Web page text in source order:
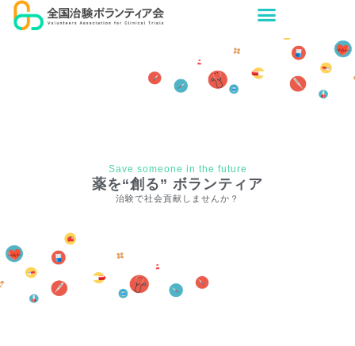
Save someone in the future
薬を“創る” ボランティア
治験で社会貢献しませんか？